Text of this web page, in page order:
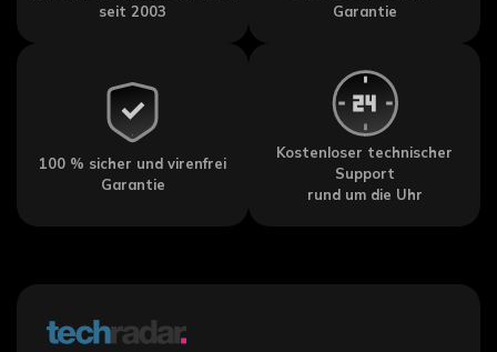
seit 2003
Garantie
100 % sicher und virenfrei
Garantie
Kostenloser technischer
Support
rund um die Uhr